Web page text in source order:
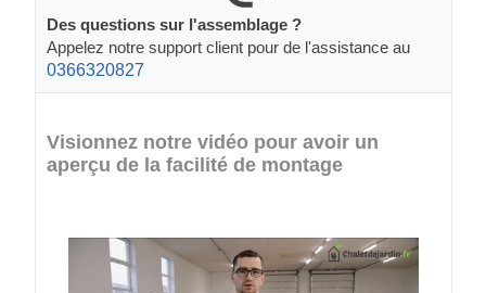
Des questions sur l'assemblage ?
Appelez notre support client pour de l'assistance au
0366320827
Visionnez notre vidéo pour avoir un
aperçu de la facilité de montage